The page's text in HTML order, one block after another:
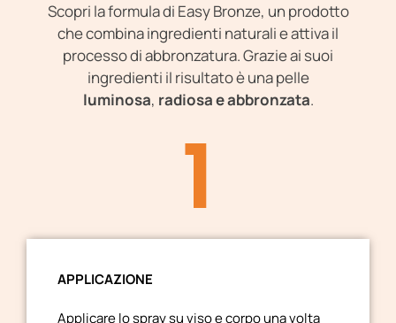
Scopri la formula di Easy Bronze, un prodotto
che combina ingredienti naturali e attiva il
processo di abbronzatura. Grazie ai suoi
ingredienti il risultato è una pelle
luminosa, radiosa e abbronzata.
1
APPLICAZIONE
Applicare lo spray su viso e corpo una volta